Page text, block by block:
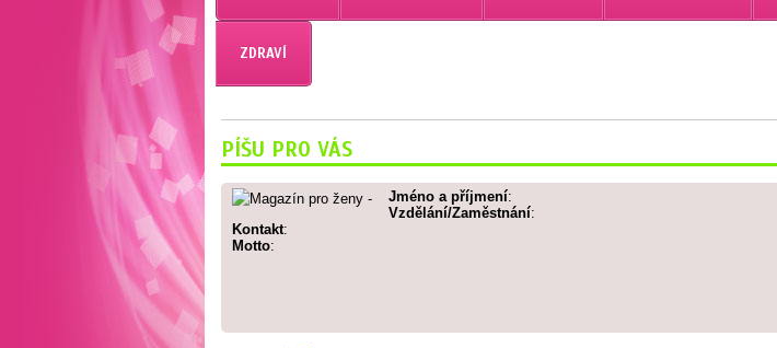
ZDRAVÍ
PÍŠU PRO VÁS
Jméno a příjmení:
Vzdělání/Zaměstnání:
Kontakt:
Motto: